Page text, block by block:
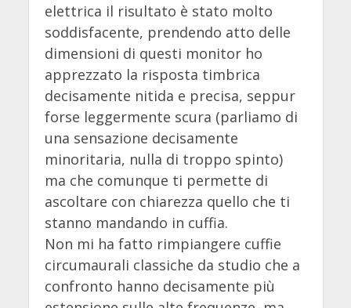
elettrica il risultato è stato molto
soddisfacente, prendendo atto delle
dimensioni di questi monitor ho
apprezzato la risposta timbrica
decisamente nitida e precisa, seppur
forse leggermente scura (parliamo di
una sensazione decisamente
minoritaria, nulla di troppo spinto)
ma che comunque ti permette di
ascoltare con chiarezza quello che ti
stanno mandando in cuffia.
Non mi ha fatto rimpiangere cuffie
circumaurali classiche da studio che a
confronto hanno decisamente più